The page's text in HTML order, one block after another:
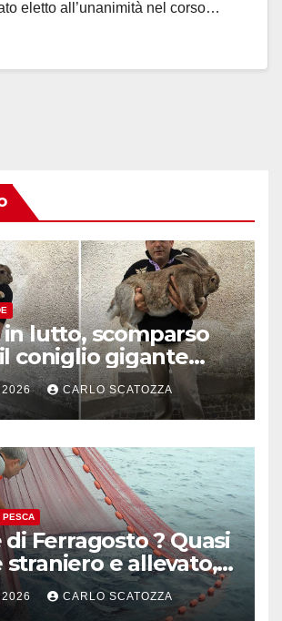
eletto all’unanimità nel corso…
lutto, scomparso
coniglio gigante
2026 CARLO SCATOZZA
PESCA
di Ferragosto ? Quasi
straniero e allevato,
CARLO SCATOZZA